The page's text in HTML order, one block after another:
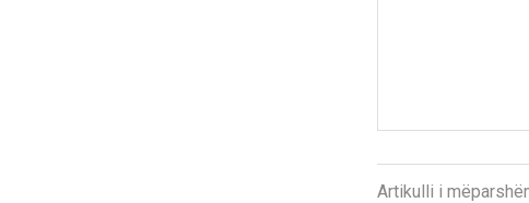
Artikulli i